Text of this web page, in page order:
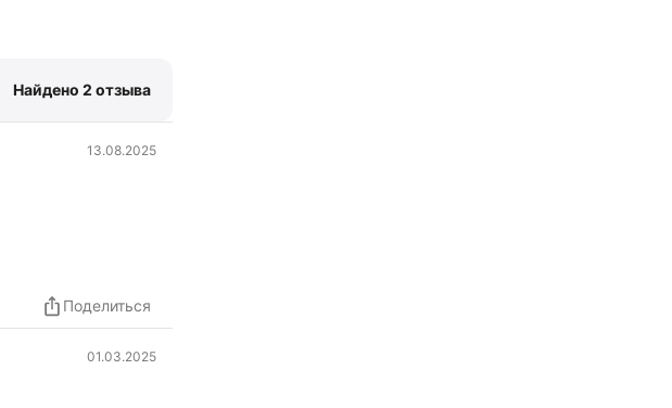
Найдено 2 отзыва
13.08.2025
Поделиться
01.03.2025